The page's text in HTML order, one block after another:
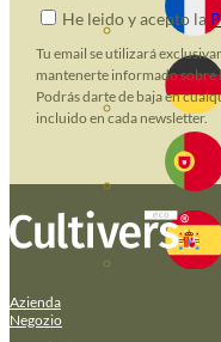
He leido y acepto la
Tu email se utilizará
mantenerte informado sobre
Podrás darte de baja en
incluido en cada newsletter.
Azienda
Negozio